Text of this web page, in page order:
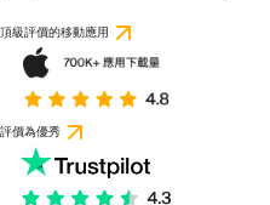
頂級評價的移動應用
評價為優秀